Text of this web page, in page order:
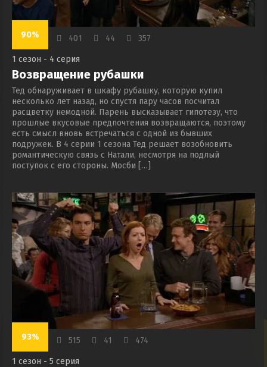
90% 401 44 357
1 сезон - 4 серия
Возвращение рубашки
Тед обнаруживает в шкафу рубашку, которую купил
несколько лет назад, но спустя пару часов посчитал
расцветку немодной. Парень высказывает гипотезу, что
прошлые вкусовые предпочтения возвращаются, поэтому
есть смысл вновь встречаться с одной из бывших
подружек. В 4 серии 1 сезона Тед решает возобновить
романтическую связь с Натали, несмотря на подлый
поступок с его стороны. Мосби […]
93% 515 41 474
1 сезон - 5 серия